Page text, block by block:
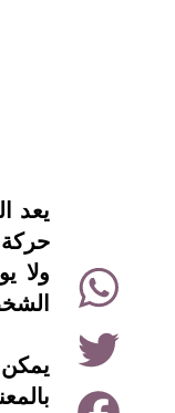
Facebook
Twitter
WhatsApp
instagramيعد
حركة
ولا